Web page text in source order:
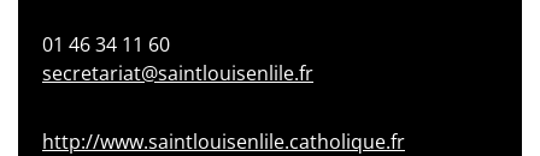
01 46 34 11 60
secretariat@saintlouisenlile.fr
http://www.saintlouisenlile.catholique.fr